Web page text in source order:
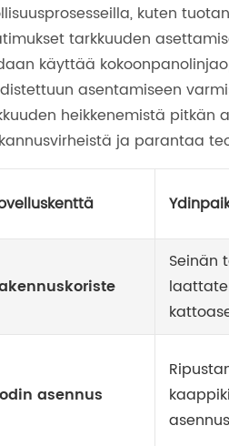
kuten
tarkkuuden
käyttää
asentamiseen
heikkenemistä pitkän
ja parantaa
Seinän
asennus
asennus